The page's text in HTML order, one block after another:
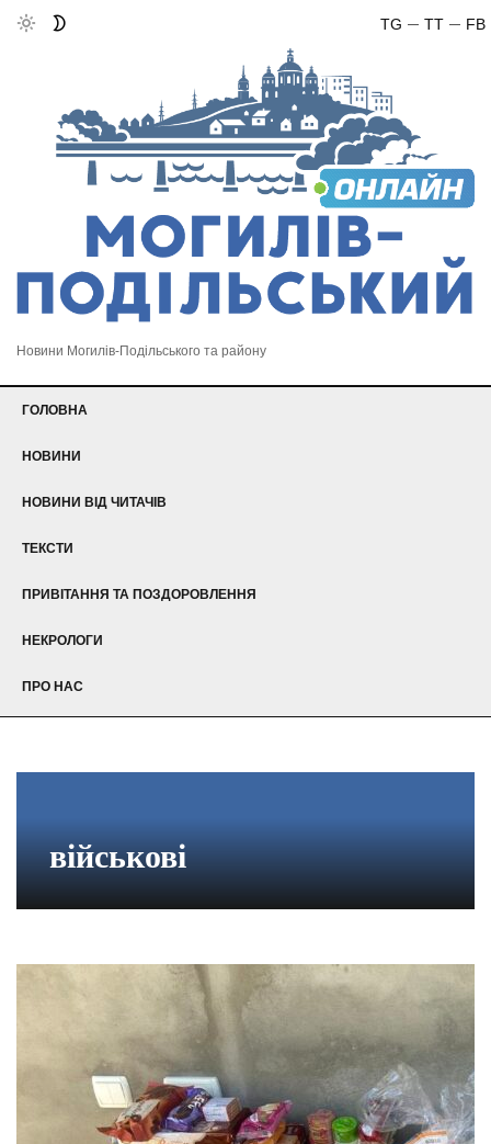
FB
TT
TG
Новини Могилів-Подільського та району
ГОЛОВНА
НОВИНИ
НОВИНИ ВІД ЧИТАЧІВ
ТЕКСТИ
ПРИВІТАННЯ ТА ПОЗДОРОВЛЕННЯ
НЕКРОЛОГИ
ПРО НАС
військові